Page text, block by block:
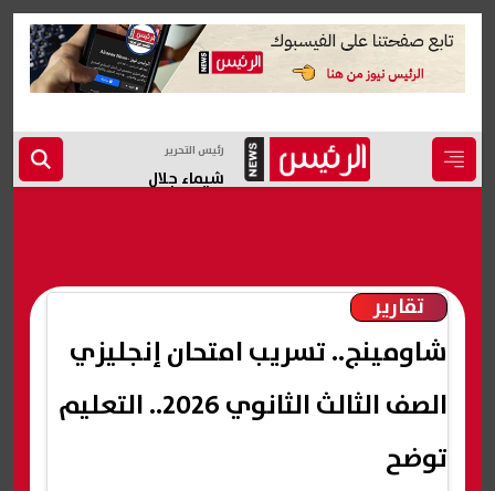
رئيس التحرير
شيماء جلال
تقارير
شاومينج.. تسريب امتحان إنجليزي
الصف الثالث الثانوي 2026.. التعليم
توضح